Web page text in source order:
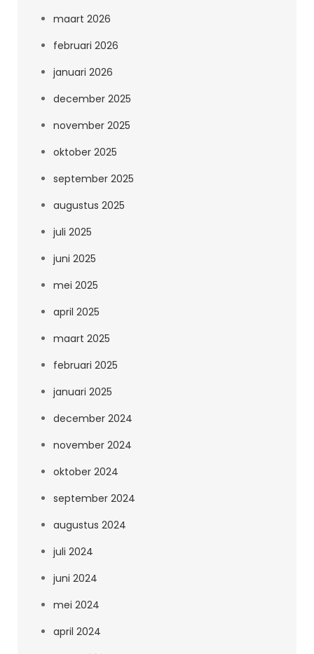
maart 2026
februari 2026
januari 2026
december 2025
november 2025
oktober 2025
september 2025
augustus 2025
juli 2025
juni 2025
mei 2025
april 2025
maart 2025
februari 2025
januari 2025
december 2024
november 2024
oktober 2024
september 2024
augustus 2024
juli 2024
juni 2024
mei 2024
april 2024